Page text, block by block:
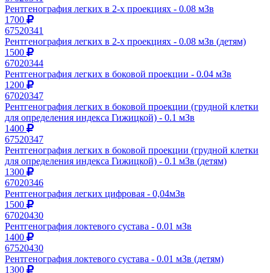
Рентгенография легких в 2-х проекциях - 0.08 мЗв
1700
67520341
Рентгенография легких в 2-х проекциях - 0.08 мЗв (детям)
1500
67020344
Рентгенография легких в боковой проекции - 0.04 мЗв
1200
67020347
Рентгенография легких в боковой проекции (грудной клетки
для определения индекса Гижицкой) - 0.1 мЗв
1400
67520347
Рентгенография легких в боковой проекции (грудной клетки
для определения индекса Гижицкой) - 0.1 мЗв (детям)
1300
67020346
Рентгенография легких цифровая - 0,04мЗв
1500
67020430
Рентгенография локтевого сустава - 0.01 мЗв
1400
67520430
Рентгенография локтевого сустава - 0.01 мЗв (детям)
1300